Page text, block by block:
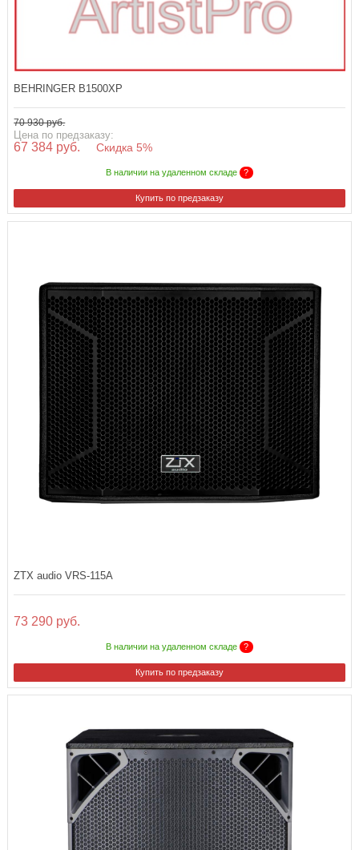
BEHRINGER B1500XP
70 930 руб.
Цена по предзаказу:
67 384 руб. Скидка 5%
В наличии на удаленном складе ?
Купить по предзаказу
ZTX audio VRS-115A
73 290 руб.
В наличии на удаленном складе ?
Купить по предзаказу